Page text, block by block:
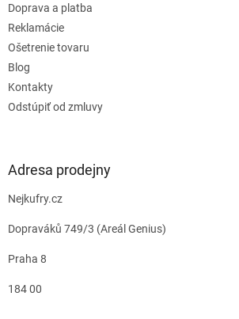
Doprava a platba
Reklamácie
Ošetrenie tovaru
Blog
Kontakty
Odstúpiť od zmluvy
Adresa prodejny
Nejkufry.cz
Dopraváků 749/3 (Areál Genius)
Praha 8
184 00